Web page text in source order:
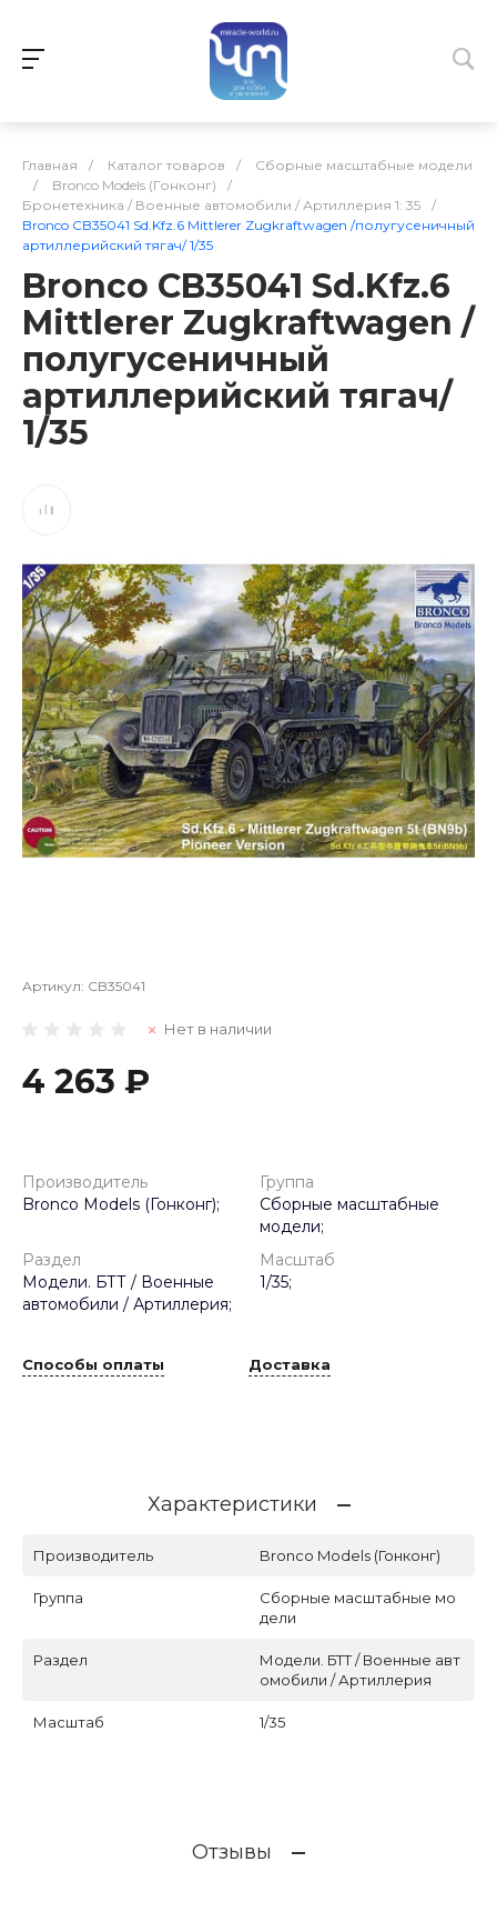
Главная / Каталог товаров /
Сборные масштабные модели
/
Bronco Models (Гонконг)
/
Бронетехника / Военные автомобили / Артиллерия 1: 35
/
Bronco CB35041 Sd.Kfz.6 Mittlerer Zugkraftwagen /полугусеничный
артиллерийский тягач/ 1/35
Bronco CB35041 Sd.Kfz.6
Mittlerer Zugkraftwagen /
полугусеничный
артиллерийский тягач/
1/35
Артикул: CB35041
Нет в наличии
4 263 ₽
Производитель
Bronco Models (Гонконг);
Группа
Сборные масштабные
модели;
Раздел
Модели. БТТ / Военные
автомобили / Артиллерия;
Масштаб
1/35;
Способы оплаты Доставка
Характеристики
Производитель Bronco Models (Гонконг)
Группа
Сборные масштабные мо
дели
Раздел
Модели. БТТ / Военные авт
омобили / Артиллерия
Масштаб 1/35
Отзывы